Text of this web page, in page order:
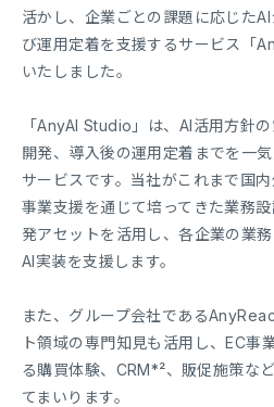
活かし、企業ごとの課題に応じた
び運用定着を支援するサービス「
いたしました。
「AnyAI Studio」は、AI活用方針
開発、導入後の運用定着までを一
サービスです。当社がこれまで国
事業支援を通じて培ってきた業務
発アセットを活用し、各企業の業
AI実装を支援します。
また、グループ会社である
ト領域の専門知見も活用し、EC事
る購買体験、CRM*²、販促施策な
てまいります。